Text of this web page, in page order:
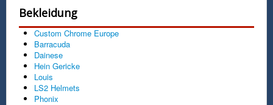
Bekleidung
Custom Chrome Europe
Barracuda
Dainese
Hein Gericke
Louis
LS2 Helmets
Phonix